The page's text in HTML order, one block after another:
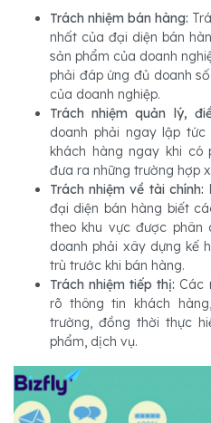
Trách nhiệm bán hàng:
nhất của đại diện bán
sản phẩm của doanh
phải đáp ứng đủ doanh
của doanh nghiệp.
Trách nhiệm quản lý,
doanh phải ngay lập
khách hàng ngay khi có
đưa ra những trường hợp
Trách nhiệm về tài chính:
đại diện bán hàng biết
theo khu vực được phân
doanh phải xây dựng kế
trù trước khi bán hàng.
Trách nhiệm tiếp thị: Các
rõ thông tin khách
trường, đồng thời thực
phẩm, dịch vụ.